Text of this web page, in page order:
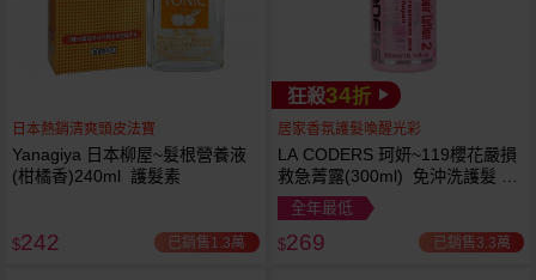
日本熱銷清爽頭皮法寶
Yanagiya 日本柳屋~髮根營養液
(柑橘香)240ml 護髮素
$242 已銷售1.3萬
狂殺34折
居家香氛護髮喚醒光彩
LA CODERS 珂妍~119櫻花嚴損
救急菁露(300ml) 免沖洗護髮 蕾
舒法克
全年最低
$269 已銷售3.3萬